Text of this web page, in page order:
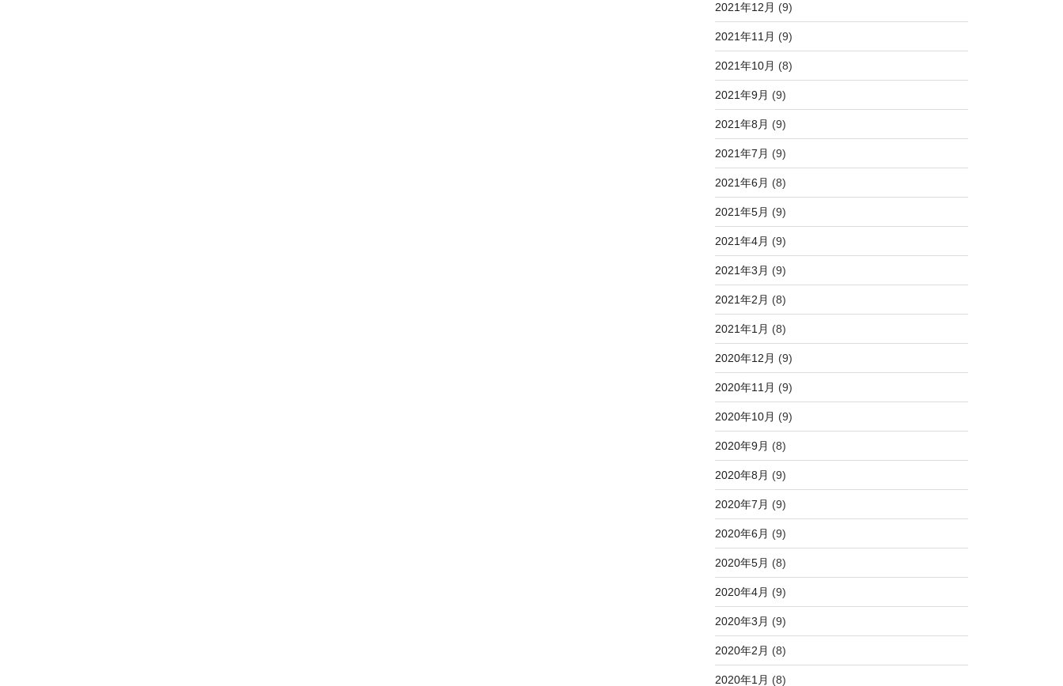
2021年12月 (9)
2021年11月 (9)
2021年10月 (8)
2021年9月 (9)
2021年8月 (9)
2021年7月 (9)
2021年6月 (8)
2021年5月 (9)
2021年4月 (9)
2021年3月 (9)
2021年2月 (8)
2021年1月 (8)
2020年12月 (9)
2020年11月 (9)
2020年10月 (9)
2020年9月 (8)
2020年8月 (9)
2020年7月 (9)
2020年6月 (9)
2020年5月 (8)
2020年4月 (9)
2020年3月 (9)
2020年2月 (8)
2020年1月 (8)